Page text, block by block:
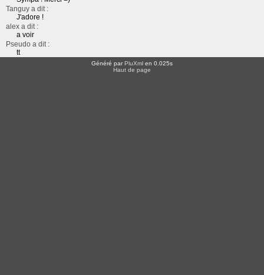
Tanguy a dit :
J'adore !
alex a dit :
a voir
Pseudo a dit :
tt
Généré parPluXml en 0.025s
Haut de page